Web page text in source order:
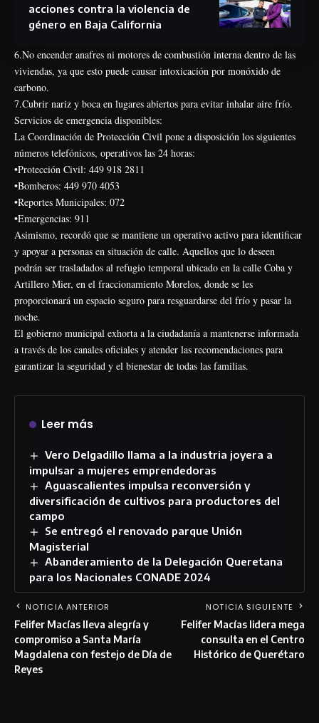
acciones contra la violencia de
género en Baja California
6.No encender anafres ni motores de combustión interna dentro de las
viviendas, ya que esto puede causar intoxicación por monóxido de
carbono.
7.Cubrir nariz y boca en lugares abiertos para evitar inhalar aire frío.
Servicios de emergencia disponibles:
La Coordinación de Protección Civil pone a disposición los siguientes
números telefónicos, operativos las 24 horas:
•Protección Civil: 449 918 2811
•Bomberos: 449 970 4053
•Reportes Municipales: 072
•Emergencias: 911
Asimismo, recordó que se mantiene un operativo activo para identificar
y apoyar a personas en situación de calle. Aquellos que lo deseen
podrán ser trasladados al refugio temporal ubicado en la calle Coba y
Artillero Mier, en el fraccionamiento Morelos, donde se les
proporcionará un espacio seguro para resguardarse del frío y pasar la
noche.
El gobierno municipal exhorta a la ciudadanía a mantenerse informada
a través de los canales oficiales y atender las recomendaciones para
garantizar la seguridad y el bienestar de todas las familias.
Leer más
Vero Delgadillo llama a la industria joyera a
impulsar a mujeres emprendedoras
Aguascalientes impulsa reconversión y
diversificación de cultivos para productores del
campo
Se entregó el renovado parque Unión
Magisterial
Abanderamiento de la Delegación Queretana
para los Nacionales CONADE 2024
NOTICIA ANTERIOR
Felifer Macías lleva alegría y
compromiso a Santa María
Magdalena con festejo de Día de
Reyes
NOTICIA SIGUIENTE
Felifer Macías lidera mega
consulta en el Centro
Histórico de Querétaro